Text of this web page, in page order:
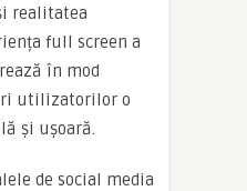
realitatea
full screen a
în mod
utilizatorilor o
și ușoară.
de social media